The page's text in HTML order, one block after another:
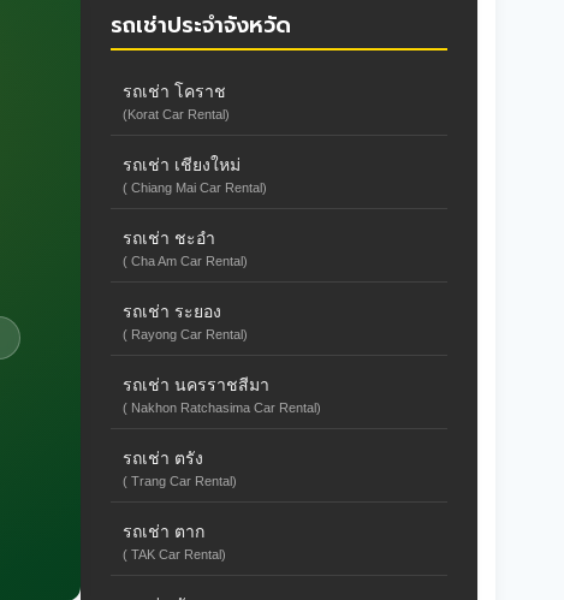
รถเช่าประจำจังหวัด
รถเช่า โคราช
(Korat Car Rental)
รถเช่า เชียงใหม่
( Chiang Mai Car Rental)
รถเช่า ชะอำ
( Cha Am Car Rental)
รถเช่า ระยอง
( Rayong Car Rental)
รถเช่า นครราชสีมา
( Nakhon Ratchasima Car Rental)
รถเช่า ตรัง
( Trang Car Rental)
รถเช่า ตาก
( TAK Car Rental)